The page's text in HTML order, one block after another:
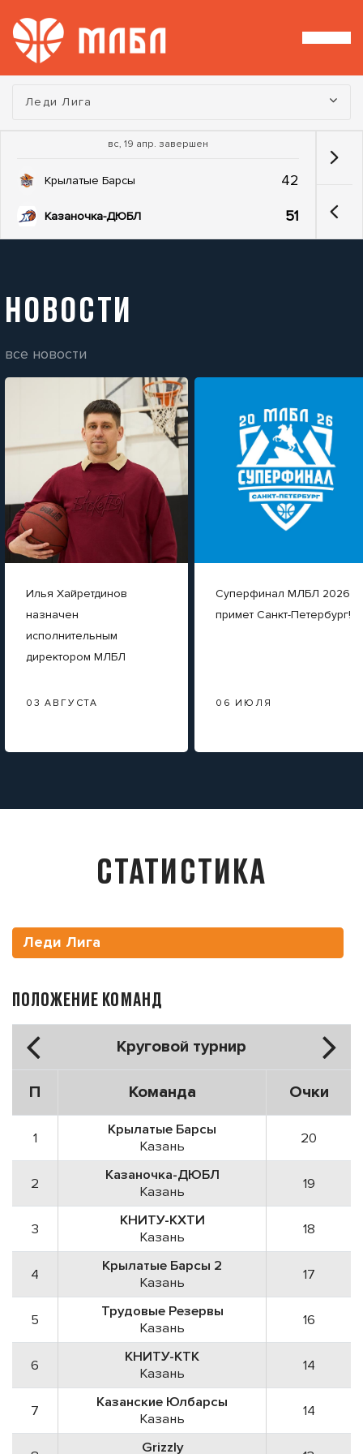
Турнир:
Леди Лига
вс, 19 апр. завершен
Крылатые Барсы 42
Казаночка-ДЮБЛ 51
НОВОСТИ
все новости
Илья Хайретдинов
назначен
исполнительным
директором МЛБЛ
03 АВГУСТА
Суперфинал МЛБЛ 2026
примет Санкт-Петербург!
06 ИЮЛЯ
СТАТИСТИКА
Леди Лига
ПОЛОЖЕНИЕ КОМАНД
Круговой турнир
П Команда Очки
1
Крылатые Барсы
Казань
20
2
Казаночка-ДЮБЛ
Казань
19
3
КНИТУ-КХТИ
Казань
18
4
Крылатые Барсы 2
Казань
17
5
Трудовые Резервы
Казань
16
6
КНИТУ-КТК
Казань
14
7
Казанские Юлбарсы
Казань
14
Grizzly